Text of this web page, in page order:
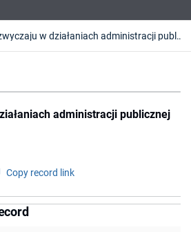
Miejsce zwyczaju w działaniach administracji publicznej państwa prawnego
administracji publicznej
Copy record link